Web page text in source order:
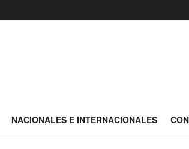
NACIONALES E INTERNACIONALES